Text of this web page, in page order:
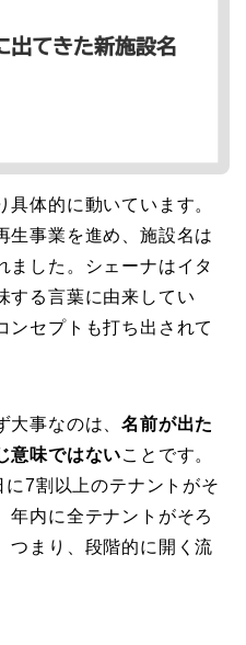
体的に動いています。
生事業を進め、施設名は
ました。シェーナはイタ
する言葉に由来してい
ンセプトも打ち出されて
大事なのは、名前が出た
意味ではないことです。
7割以上のテナントがそ
年内に全テナントがそろ
つまり、段階的に開く流